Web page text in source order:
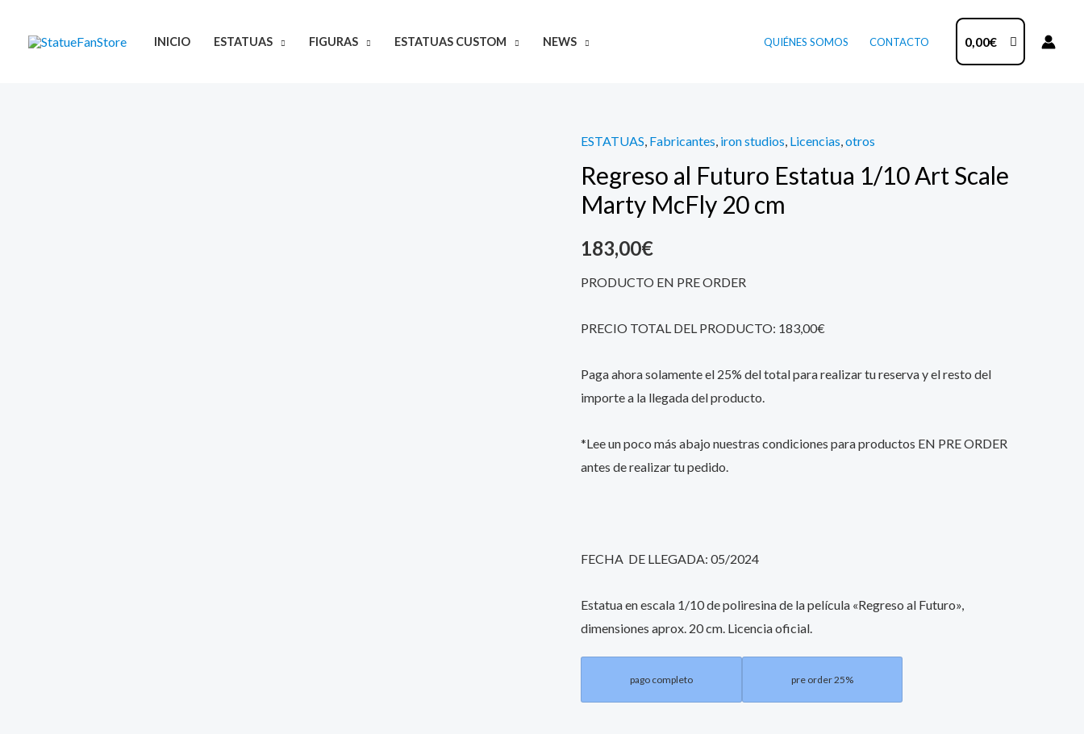
INICIO ESTATUAS FIGURAS ESTATUAS CUSTOM NEWS QUIÉNES SOMOS CONTACTO 0,00€
ESTATUAS, Fabricantes, iron studios, Licencias,otros
Regreso al Futuro Estatua 1/10 Art Scale
Marty McFly 20 cm
183,00€
PRODUCTO EN PRE ORDER
PRECIO TOTAL DEL PRODUCTO: 183,00€
Paga ahora solamente el 25% del total para realizar tu reserva y el resto del
importe a la llegada del producto.
*Lee un poco más abajo nuestras condiciones para productos EN PRE ORDER
antes de realizar tu pedido.
FECHA DE LLEGADA: 05/2024
Estatua en escala 1/10 de poliresina de la película «Regreso al Futuro»,
dimensiones aprox. 20 cm. Licencia oficial.
pago completo pre order 25%
Regreso
al
Futuro
Estatua
1/10
Scale
McFly
cm
quantity